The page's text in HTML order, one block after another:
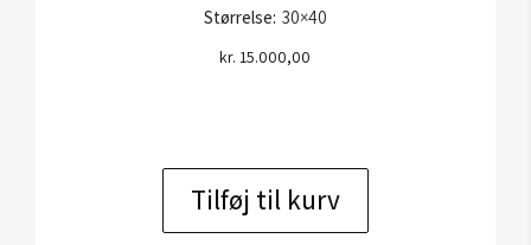
Størrelse: 30×40
kr. 15.000,00
Tilføj til kurv